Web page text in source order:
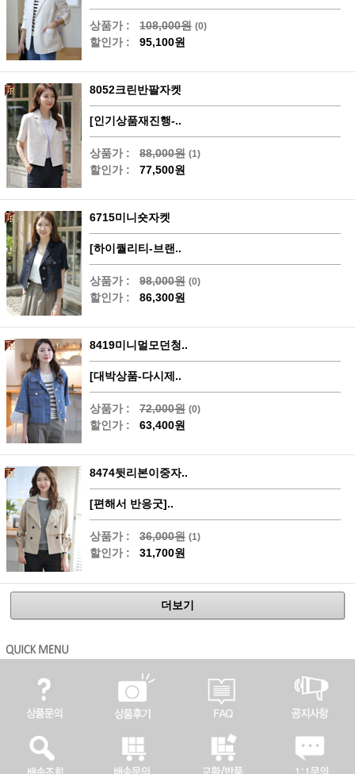
상품가 : 108,000원 (0)
할인가 : 95,100원
8052크린반팔자켓
[인기상품재진행-..
상품가 : 88,000원 (1)
할인가 : 77,500원
6715미니숏자켓
[하이퀄리티-브랜..
상품가 : 98,000원 (0)
할인가 : 86,300원
8419미니멀모던청..
[대박상품-다시제..
상품가 : 72,000원 (0)
할인가 : 63,400원
8474뒷리본이중자..
[편해서 반응굿]..
상품가 : 36,000원 (1)
할인가 : 31,700원
더보기